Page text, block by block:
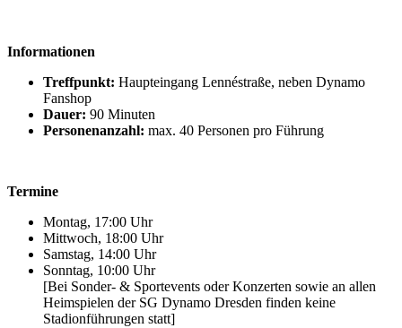
Informationen
Treffpunkt: Haupteingang Lennéstraße, neben Dynamo
Fanshop
Dauer: 90 Minuten
Personenanzahl: max. 40 Personen pro Führung
Termine
Montag, 17:00 Uhr
Mittwoch, 18:00 Uhr
Samstag, 14:00 Uhr
Sonntag, 10:00 Uhr
[Bei Sonder- & Sportevents oder Konzerten sowie an allen
Heimspielen der SG Dynamo Dresden finden keine
Stadionführungen statt]